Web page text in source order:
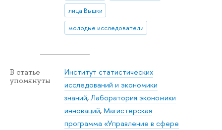
лица Вышки
молодые исследователи
В статье
упомянуты
Институт статистических
исследований и экономики
знаний,Лаборатория экономики
инноваций,Магистерская
программа «Управление в сфере